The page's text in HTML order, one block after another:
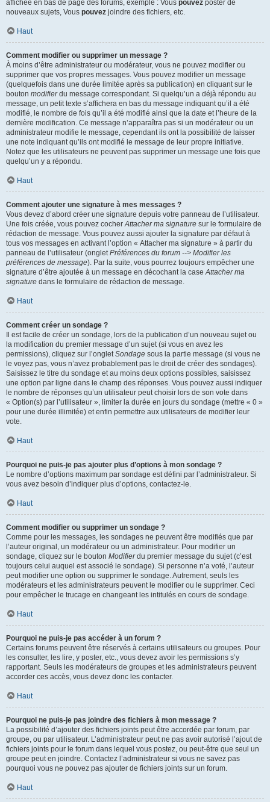
affichée en bas de page des forums, exemple : Vous pouvez poster de
nouveaux sujets, Vous pouvez joindre des fichiers, etc.
Haut
Comment modifier ou supprimer un message ?
À moins d’être administrateur ou modérateur, vous ne pouvez modifier ou
supprimer que vos propres messages. Vous pouvez modifier un message
(quelquefois dans une durée limitée après sa publication) en cliquant sur le
bouton modifierdu message correspondant. Si quelqu’un a déjà répondu au
message, un petit texte s’affichera en bas du message indiquant qu’il a été
modifié, le nombre de fois qu’il a été modifié ainsi que la date et l’heure de la
dernière modification. Ce message n’apparaîtra pas si un modérateur ou un
administrateur modifie le message, cependant ils ont la possibilité de laisser
une note indiquant qu’ils ont modifié le message de leur propre initiative.
Notez que les utilisateurs ne peuvent pas supprimer un message une fois que
quelqu’un y a répondu.
Haut
Comment ajouter une signature à mes messages ?
Vous devez d’abord créer une signature depuis votre panneau de l’utilisateur.
Une fois créée, vous pouvez cocherAttacher ma signature sur le formulaire de
rédaction de message. Vous pouvez aussi ajouter la signature par défaut à
tous vos messages en activant l’option « Attacher ma signature » à partir du
panneau de l’utilisateur (ongletPréférences du forum --> Modifier les
préférences de message). Par la suite, vous pourrez toujours empêcher une
signature d’être ajoutée à un message en décochant la caseAttacher ma
signature dans le formulaire de rédaction de message.
Haut
Comment créer un sondage ?
Il est facile de créer un sondage, lors de la publication d’un nouveau sujet ou
la modification du premier message d’un sujet (si vous en avez les
permissions), cliquez sur l’ongletSondage sous la partie message (si vous ne
le voyez pas, vous n’avez probablement pas le droit de créer des sondages).
Saisissez le titre du sondage et au moins deux options possibles, saisissez
une option par ligne dans le champ des réponses. Vous pouvez aussi indiquer
le nombre de réponses qu’un utilisateur peut choisir lors de son vote dans
« Option(s) par l’utilisateur », limiter la durée en jours du sondage (mettre « 0 »
pour une durée illimitée) et enfin permettre aux utilisateurs de modifier leur
vote.
Haut
Pourquoi ne puis-je pas ajouter plus d’options à mon sondage ?
Le nombre d’options maximum par sondage est défini par l’administrateur. Si
vous avez besoin d’indiquer plus d’options, contactez-le.
Haut
Comment modifier ou supprimer un sondage ?
Comme pour les messages, les sondages ne peuvent être modifiés que par
l’auteur original, un modérateur ou un administrateur. Pour modifier un
sondage, cliquez sur le bouton Modifierdu premier message du sujet (c’est
toujours celui auquel est associé le sondage). Si personne n’a voté, l’auteur
peut modifier une option ou supprimer le sondage. Autrement, seuls les
modérateurs et les administrateurs peuvent le modifier ou le supprimer. Ceci
pour empêcher le trucage en changeant les intitulés en cours de sondage.
Haut
Pourquoi ne puis-je pas accéder à un forum ?
Certains forums peuvent être réservés à certains utilisateurs ou groupes. Pour
les consulter, les lire, y poster, etc., vous devez avoir les permissions s’y
rapportant. Seuls les modérateurs de groupes et les administrateurs peuvent
accorder ces accès, vous devez donc les contacter.
Haut
Pourquoi ne puis-je pas joindre des fichiers à mon message ?
La possibilité d’ajouter des fichiers joints peut être accordée par forum, par
groupe, ou par utilisateur. L’administrateur peut ne pas avoir autorisé l’ajout de
fichiers joints pour le forum dans lequel vous postez, ou peut-être que seul un
groupe peut en joindre. Contactez l’administrateur si vous ne savez pas
pourquoi vous ne pouvez pas ajouter de fichiers joints sur un forum.
Haut